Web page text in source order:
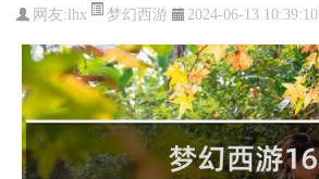
网友:lhx 梦幻西游 2024-06-13 10:39:10